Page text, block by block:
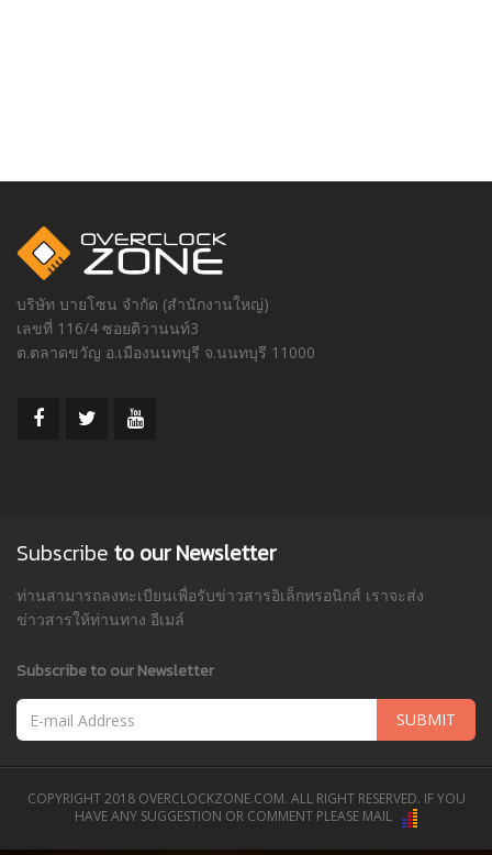
บริษัท บายโซน จำกัด (สำนักงานใหญ่)
เลขที่ 116/4 ซอยติวานนท์3
ต.ตลาดขวัญ อ.เมืองนนทบุรี จ.นนทบุรี 11000
Subscribe to our Newsletter
ท่านสามารถลงทะเบียนเพื่อรับข่าวสารอิเล็กทรอนิกส์ เราจะส่ง
ข่าวสารให้ท่านทาง อีเมล์
Subscribe to our Newsletter
SUBMIT
COPYRIGHT 2018 OVERCLOCKZONE.COM. ALL RIGHT RESERVED. IF YOU
HAVE ANY SUGGESTION OR COMMENT PLEASE MAIL